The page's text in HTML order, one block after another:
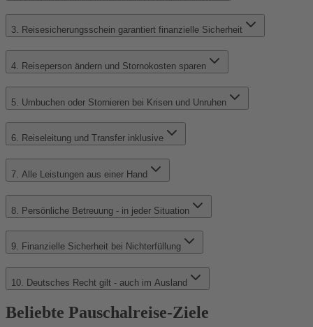
3. Reisesicherungsschein garantiert finanzielle Sicherheit
4. Reiseperson ändern und Stornokosten sparen
5. Umbuchen oder Stornieren bei Krisen und Unruhen
6. Reiseleitung und Transfer inklusive
7. Alle Leistungen aus einer Hand
8. Persönliche Betreuung - in jeder Situation
9. Finanzielle Sicherheit bei Nichterfüllung
10. Deutsches Recht gilt - auch im Ausland
Beliebte Pauschalreise-Ziele